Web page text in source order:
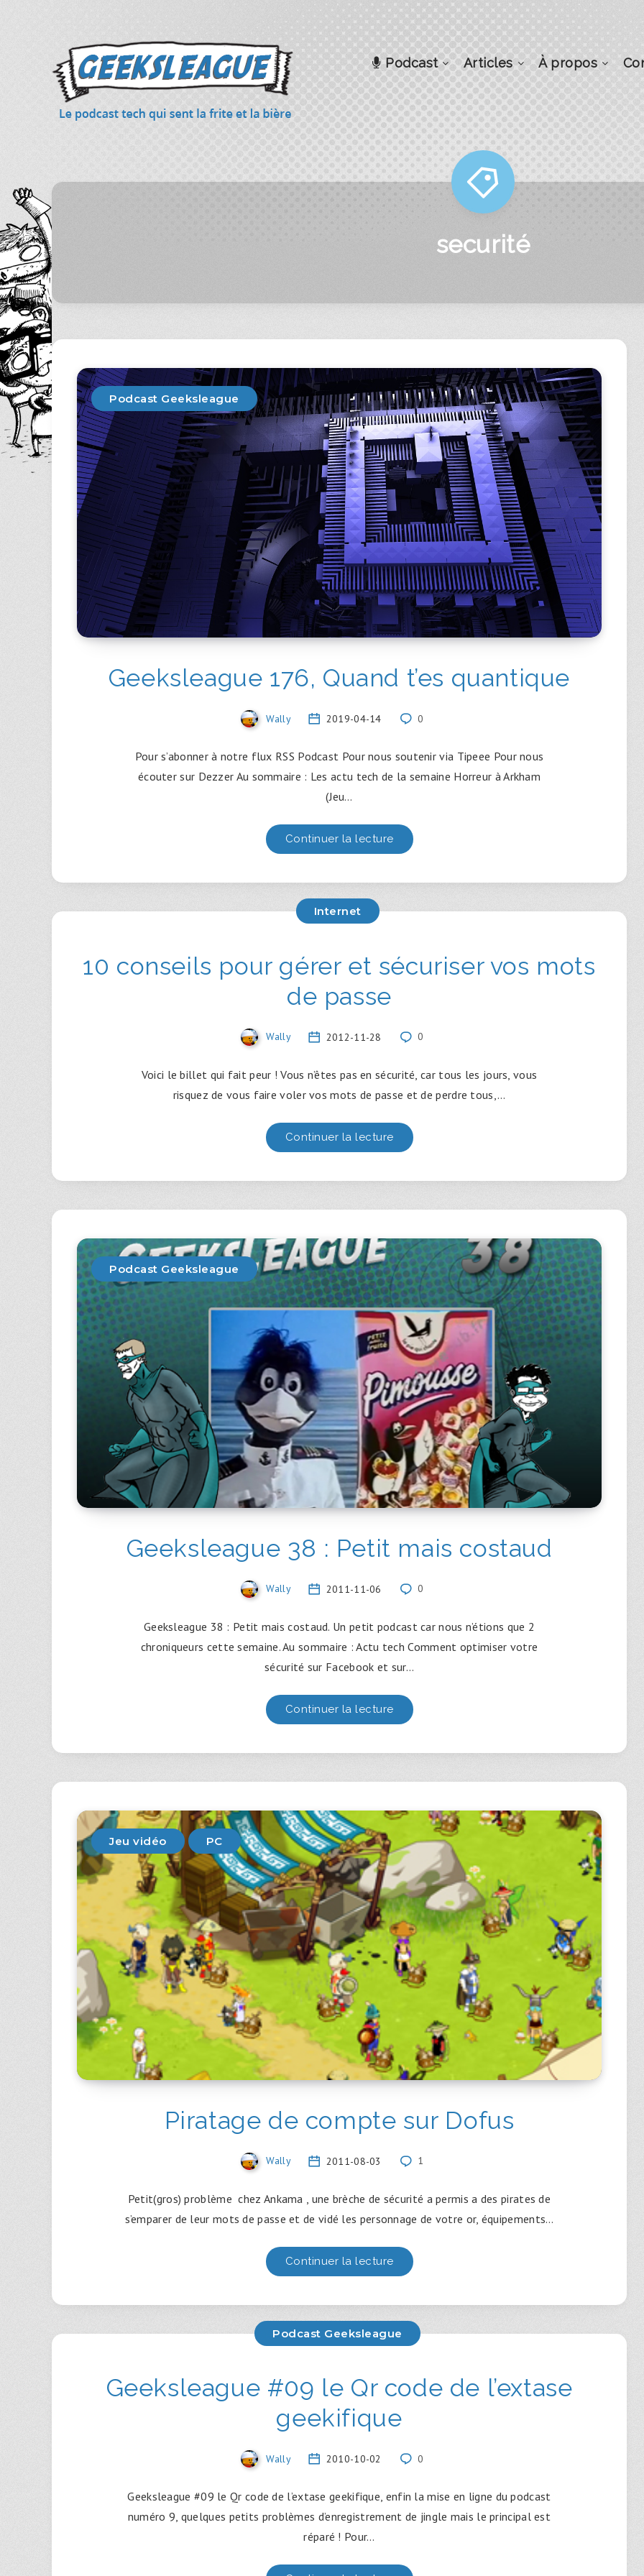
Podcast Articles À propos
securité
Podcast Geeksleague
Geeksleague 176, Quand t’es quantique
Wally 2019-04-14 0
Pour s’abonner à notre flux RSS Podcast Pour nous soutenir via Tipeee Pour nous
écouter sur Dezzer Au sommaire : Les actu tech de la semaine Horreur à Arkham
(Jeu…
Continuer la lecture
Internet
10 conseils pour gérer et sécuriser vos mots
de passe
Wally 2012-11-28 0
Voici le billet qui fait peur ! Vous n’êtes pas en sécurité, car tous les jours, vous
risquez de vous faire voler vos mots de passe et de perdre tous,…
Continuer la lecture
Podcast Geeksleague
Geeksleague 38 : Petit mais costaud
Wally 2011-11-06 0
Geeksleague 38 : Petit mais costaud. Un petit podcast car nous n’étions que 2
chroniqueurs cette semaine. Au sommaire : Actu tech Comment optimiser votre
sécurité sur Facebook et sur…
Continuer la lecture
Jeu vidéo PC
Piratage de compte sur Dofus
Wally 2011-08-03 1
Petit(gros) problème chez Ankama , une brèche de sécurité a permis a des pirates de
s’emparer de leur mots de passe et de vidé les personnage de votre or, équipements…
Continuer la lecture
Podcast Geeksleague
Geeksleague #09 le Qr code de l’extase
geekifique
Wally 2010-10-02 0
Geeksleague #09 le Qr code de l’extase geekifique, enfin la mise en ligne du podcast
numéro 9, quelques petits problèmes d’enregistrement de jingle mais le principal est
réparé ! Pour…